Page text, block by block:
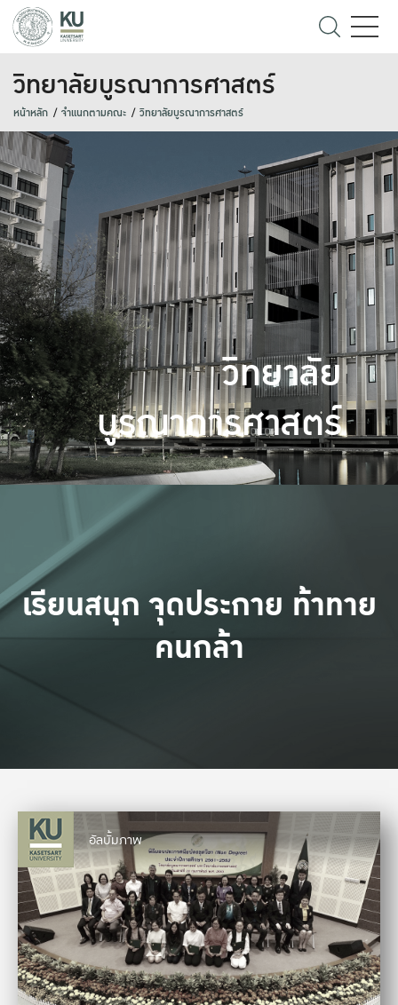
วิทยาลัยบูรณาการศาสตร์
หน้าหลัก จำแนกตามคณะ วิทยาลัยบูรณาการศาสตร์
วิทยาลัย
บูรณาการศาสตร์
เรียนสนุก จุดประกาย ท้าทาย
คนกล้า
อัลบั้มภาพ